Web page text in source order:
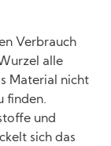
Verbrauch
alle
Material nicht
finden.
und
sich das